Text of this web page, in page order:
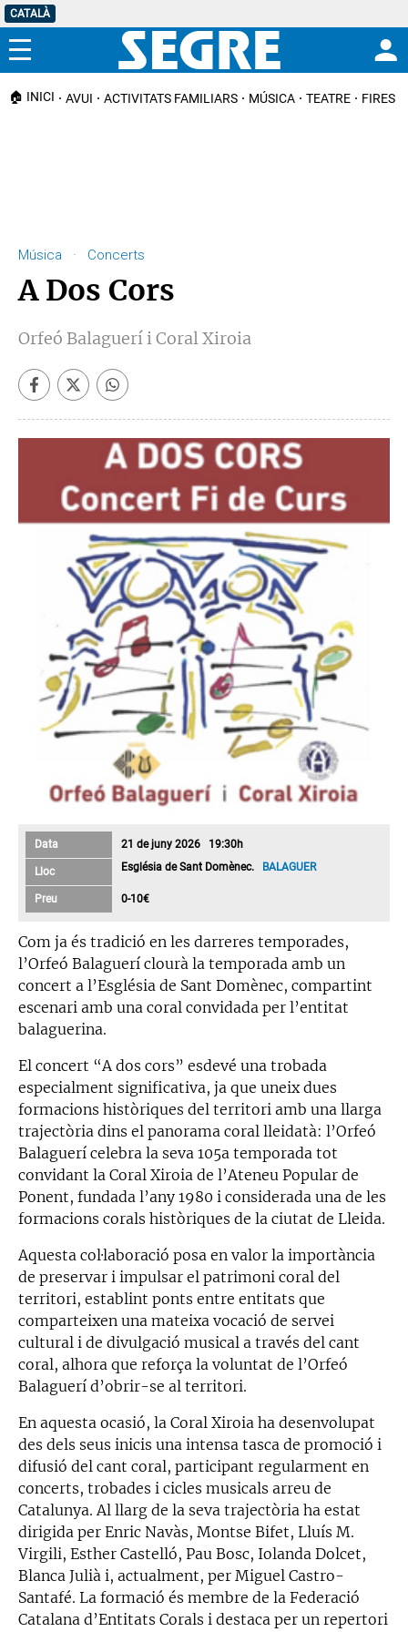
CATALÀ
Menú
🏠 INICI AVUI ACTIVITATS FAMILIARS MÚSICA TEATRE FIRES I
Música · Concerts
A Dos Cors
Orfeó Balaguerí i Coral Xiroia
Data 21 de juny 2026 19:30h
Lloc Església de Sant Domènec. BALAGUER
Preu 0-10€
Com ja és tradició en les darreres temporades,
l’Orfeó Balaguerí clourà la temporada amb un
concert a l’Església de Sant Domènec, compartint
escenari amb una coral convidada per l’entitat
balaguerina.
El concert “A dos cors” esdevé una trobada
especialment significativa, ja que uneix dues
formacions històriques del territori amb una llarga
trajectòria dins el panorama coral lleidatà: l’Orfeó
Balaguerí celebra la seva 105a temporada tot
convidant la Coral Xiroia de l’Ateneu Popular de
Ponent, fundada l’any 1980 i considerada una de les
formacions corals històriques de la ciutat de Lleida.
Aquesta col·laboració posa en valor la importància
de preservar i impulsar el patrimoni coral del
territori, establint ponts entre entitats que
comparteixen una mateixa vocació de servei
cultural i de divulgació musical a través del cant
coral, alhora que reforça la voluntat de l’Orfeó
Balaguerí d’obrir-se al territori.
En aquesta ocasió, la Coral Xiroia ha desenvolupat
des dels seus inicis una intensa tasca de promoció i
difusió del cant coral, participant regularment en
concerts, trobades i cicles musicals arreu de
Catalunya. Al llarg de la seva trajectòria ha estat
dirigida per Enric Navàs, Montse Bifet, Lluís M.
Virgili, Esther Castelló, Pau Bosc, Iolanda Dolcet,
Blanca Julià i, actualment, per Miguel Castro-
Santafé. La formació és membre de la Federació
Catalana d’Entitats Corals i destaca per un repertori